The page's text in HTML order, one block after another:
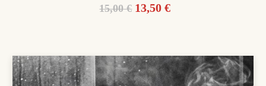
15,00 € Original
15,00 €.
13,50 €Η
είναι:
13,50 €.